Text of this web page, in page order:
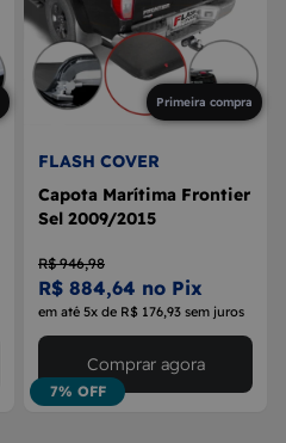
Primeira compra
FLASH COVER
Capota Marítima Frontier
Sel 2009/2015
R$ 946,98
R$ 884,64 no Pix
em até 5x de R$ 176,93 sem juros
7% OFF
Comprar agora